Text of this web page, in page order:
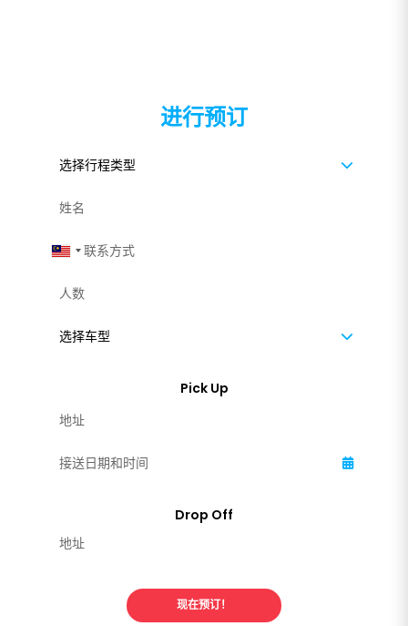
进行预订
Malaysia +60
现在预订！